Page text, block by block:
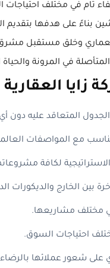
تام في مختلف احتياجات
بناءً على هدفها بتقديم
وخلق مستقبل
في المرونة
زايا العقارية
المتعاقد عليه دون أي
مع المواصفات
لكافة
بين الخارج والديكورات
مختلف مشاريعها.
احتياجات السوق.
على شعور عملائها